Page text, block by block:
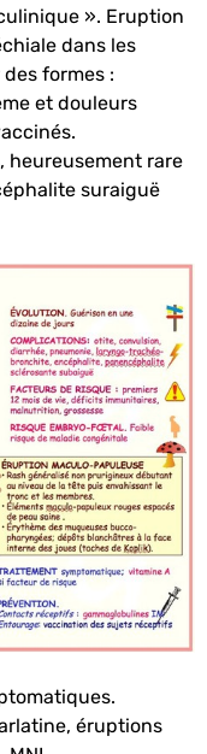
». Eruption
dans les
formes :
et douleurs
heureusement rare
suraiguë
éruptions